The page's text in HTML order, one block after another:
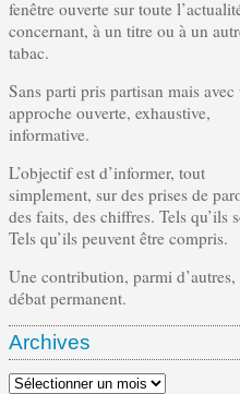
fenêtre ouverte sur toute
concernant, à un titre ou à un
tabac.
Sans parti pris partisan mais avec
approche ouverte, exhaustive,
informative.
L’objectif est d’informer, tout
simplement, sur des prises de
des faits, des chiffres. Tels qu’ils
Tels qu’ils peuvent être compris.
Une contribution, parmi d’autres,
débat permanent.
Archives
Archives